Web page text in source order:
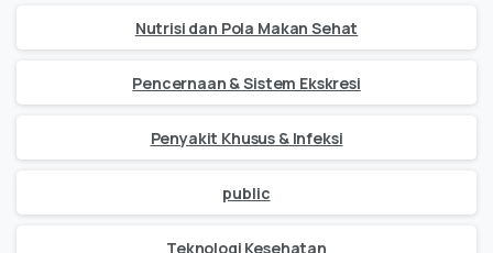
Nutrisi dan Pola Makan Sehat
Pencernaan & Sistem Ekskresi
Penyakit Khusus & Infeksi
public
Teknologi Kesehatan